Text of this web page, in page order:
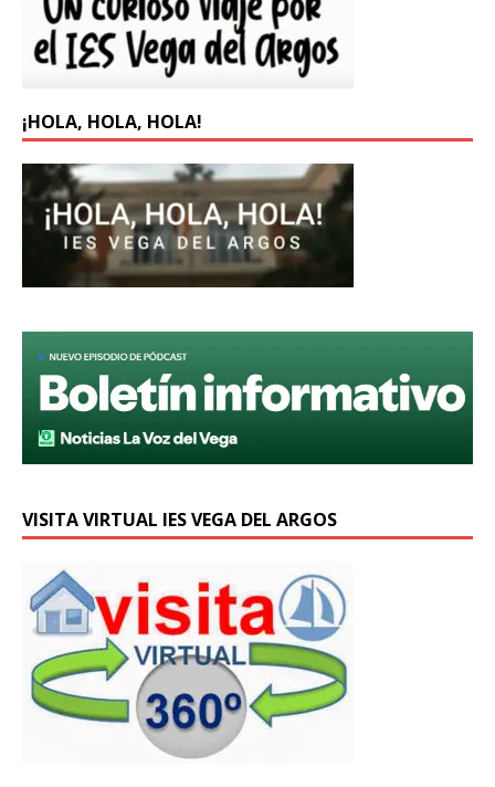
¡HOLA, HOLA, HOLA!
VISITA VIRTUAL IES VEGA DEL ARGOS